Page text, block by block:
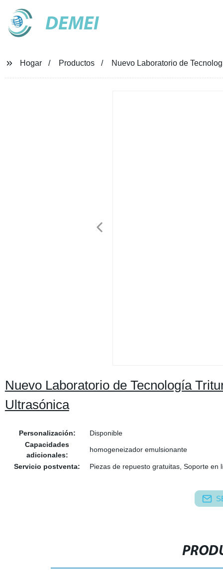
DEMEI
Hogar Productos Nuevo Laboratorio de
Nuevo Laboratorio de Tecnología
Ultrasónica
Personalización:
Disponible
Capacidades
adicionales:
homogeneizador emulsionante
Servicio postventa: Piezas de repuesto gratuitas, Soporte en